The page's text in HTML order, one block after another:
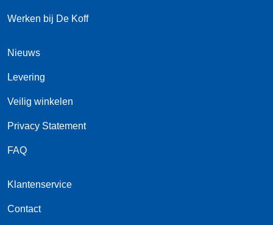
Werken bij De Koff
Nieuws
Levering
Veilig winkelen
Privacy Statement
FAQ
Klantenservice
Contact